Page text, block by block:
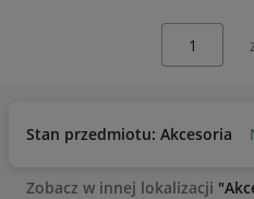
Stan przedmiotu: Akcesoria
Zobacz w innej lokalizacji